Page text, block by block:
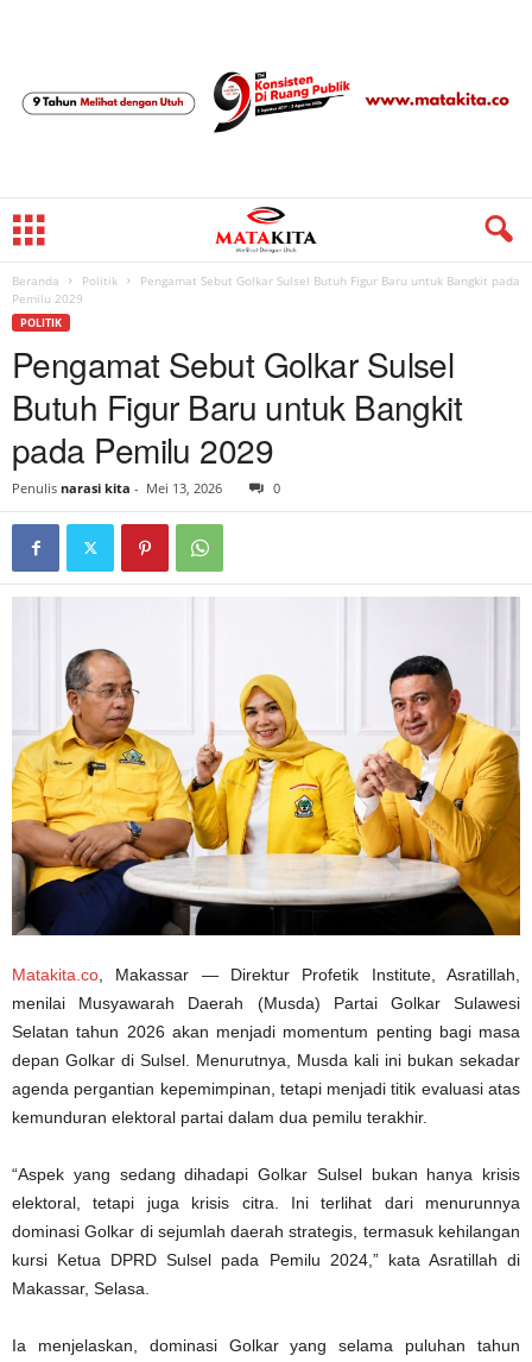
Beranda Politik
Pengamat Sebut Golkar Sulsel Butuh Figur Baru untuk Bangkit pada
Pemilu 2029
POLITIK
Pengamat Sebut Golkar Sulsel
Butuh Figur Baru untuk Bangkit
pada Pemilu 2029
Penulis narasi kita - Mei 13, 2026 0
Matakita.co , Makassar — Direktur Profetik Institute, Asratillah,
menilai Musyawarah Daerah (Musda) Partai Golkar Sulawesi
Selatan tahun 2026 akan menjadi momentum penting bagi masa
depan Golkar di Sulsel. Menurutnya, Musda kali ini bukan sekadar
agenda pergantian kepemimpinan, tetapi menjadi titik evaluasi atas
kemunduran elektoral partai dalam dua pemilu terakhir.
“Aspek yang sedang dihadapi Golkar Sulsel bukan hanya krisis
elektoral, tetapi juga krisis citra. Ini terlihat dari menurunnya
dominasi Golkar di sejumlah daerah strategis, termasuk kehilangan
kursi Ketua DPRD Sulsel pada Pemilu 2024,” kata Asratillah di
Makassar, Selasa.
Ia menjelaskan, dominasi Golkar yang selama puluhan tahun